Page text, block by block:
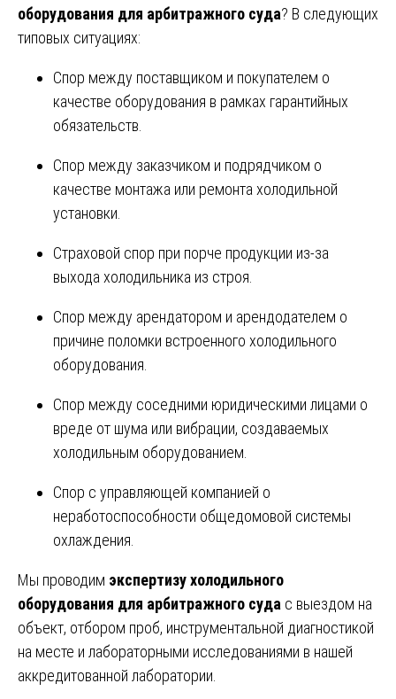
оборудования для арбитражного суда? В следующих
типовых ситуациях:
Спор между поставщиком и покупателем о
качестве оборудования в рамках гарантийных
обязательств.
Спор между заказчиком и подрядчиком о
качестве монтажа или ремонта холодильной
установки.
Страховой спор при порче продукции из-за
выхода холодильника из строя.
Спор между арендатором и арендодателем о
причине поломки встроенного холодильного
оборудования.
Спор между соседними юридическими лицами о
вреде от шума или вибрации, создаваемых
холодильным оборудованием.
Спор с управляющей компанией о
неработоспособности общедомовой системы
охлаждения.
Мы проводим экспертизу холодильного
оборудования для арбитражного суда с выездом на
объект, отбором проб, инструментальной диагностикой
на месте и лабораторными исследованиями в нашей
аккредитованной лаборатории.